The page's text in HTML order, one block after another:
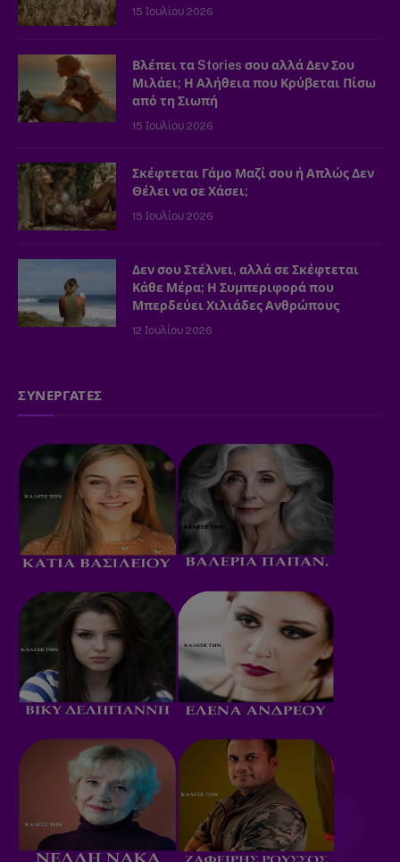
15 Ιουλίου 2026
Βλέπει τα Stories σου αλλά Δεν Σου
Μιλάει; Η Αλήθεια που Κρύβεται Πίσω
από τη Σιωπή
15 Ιουλίου 2026
Σκέφτεται Γάμο Μαζί σου ή Απλώς Δεν
Θέλει να σε Χάσει;
15 Ιουλίου 2026
Δεν σου Στέλνει, αλλά σε Σκέφτεται
Κάθε Μέρα; Η Συμπεριφορά που
Μπερδεύει Χιλιάδες Ανθρώπους
12 Ιουλίου 2026
ΣΥΝΕΡΓΑΤΕΣ